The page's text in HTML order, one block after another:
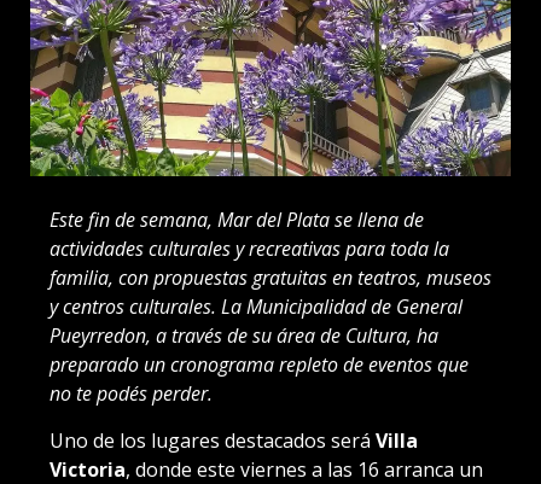
Este fin de semana, Mar del Plata se llena de
actividades culturales y recreativas para toda la
familia, con propuestas gratuitas en teatros, museos
y centros culturales. La Municipalidad de General
Pueyrredon, a través de su área de Cultura, ha
preparado un cronograma repleto de eventos que
no te podés perder.
Uno de los lugares destacados será Villa
Victoria, donde este viernes a las 16 arranca un